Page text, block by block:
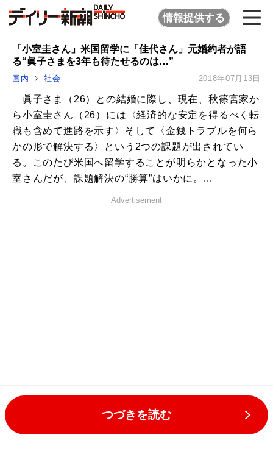
情報提供する
「小室圭さん」米国留学に「佳代さん」元婚約者が語
る“眞子さまを3年も待たせるのは…”
国内 社会 2018年07月13日
眞子さま（26）との結婚に際し、現在、秋篠宮家か
ら小室圭さん（26）には〈経済的な安定を得るべく転
職も含めて進路を示す〉そして〈金銭トラブルを何ら
かの形で解決する〉という2つの課題が出されてい
る。このたび米国へ留学することが明らかとなった小
室さんだが、課題解決の“勝算”はいかに。...
Advertisement
つづきを読む